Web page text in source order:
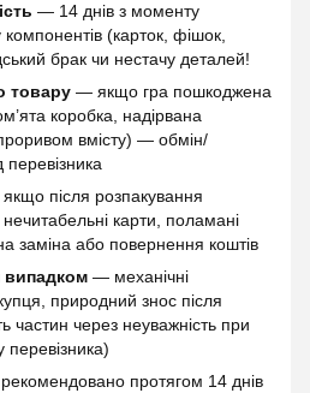
— 14 днів з моменту
(карток, фішок,
брак чи нестачу деталей!
товару — якщо гра пошкоджена
коробка, надірвана
вмісту) — обмін/
перевізника
після розпакування
карти, поламані
заміна або повернення коштів
випадком — механічні
природний знос після
частин через неуважність при
перевізника)
протягом 14 днів